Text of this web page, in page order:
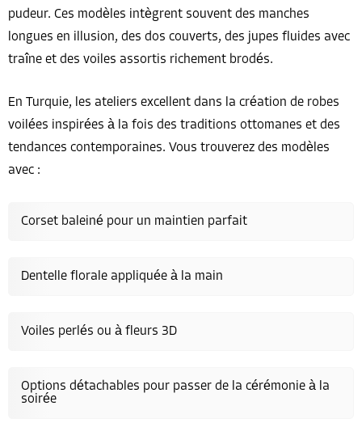
pudeur. Ces modèles intègrent souvent des manches
longues en illusion, des dos couverts, des jupes fluides avec
traîne et des voiles assortis richement brodés.
En Turquie, les ateliers excellent dans la création de robes
voilées inspirées à la fois des traditions ottomanes et des
tendances contemporaines. Vous trouverez des modèles
avec :
Corset baleiné pour un maintien parfait
Dentelle florale appliquée à la main
Voiles perlés ou à fleurs 3D
Options détachables pour passer de la cérémonie à la
soirée